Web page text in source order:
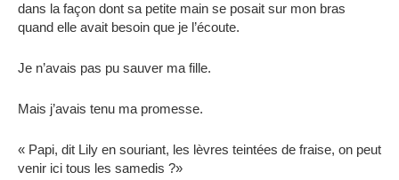
dans la façon dont sa petite main se posait sur mon bras
quand elle avait besoin que je l’écoute.
Je n’avais pas pu sauver ma fille.
Mais j’avais tenu ma promesse.
« Papi, dit Lily en souriant, les lèvres teintées de fraise, on peut
venir ici tous les samedis ?»